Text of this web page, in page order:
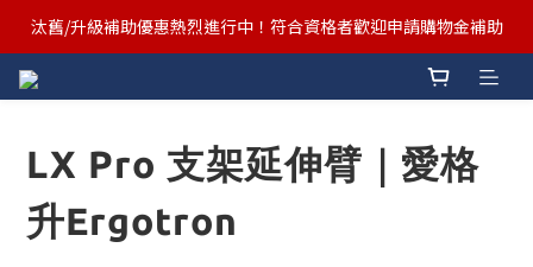
汰舊/升級補助優惠熱烈進行中！符合資格者歡迎申請購物金補助
汰舊/升級補助優惠熱烈進行中！符合資格者歡迎申請購物金補助
Ergotron x FUNTE 強強聯手，桌面優化必備🔥超值組合熱賣中
LX Pro 支架延伸臂｜愛格
升Ergotron